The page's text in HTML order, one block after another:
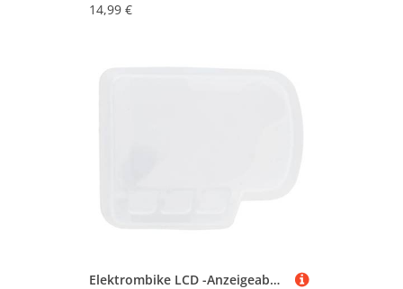
14,99 €
Elektrombike LCD -Anzeigeabdeckung Silikon Regendicht Elektrikradanzeige Bildschirm Schutzhülle für EN06